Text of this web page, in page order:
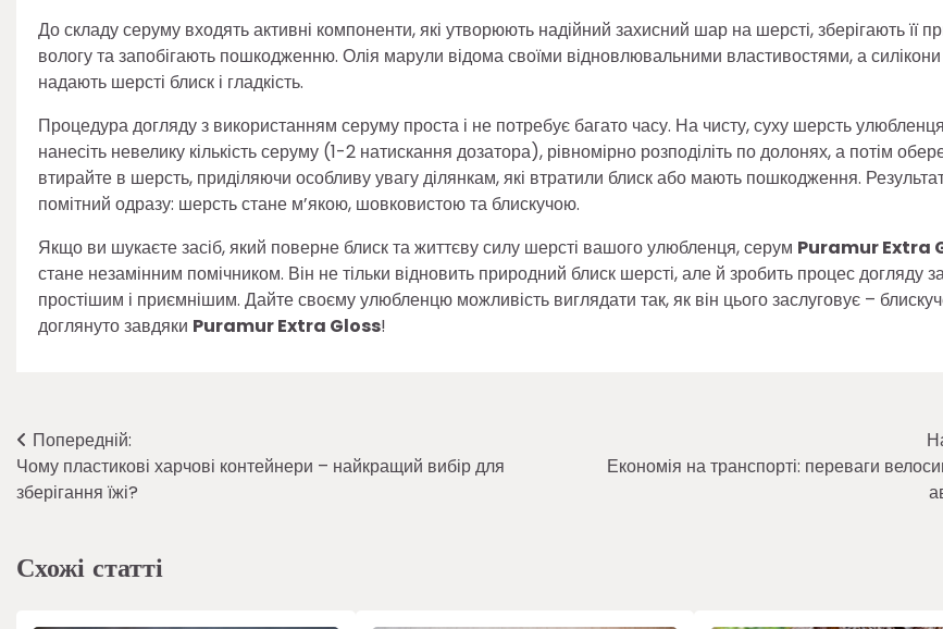
До складу серуму входять активні компоненти, які утворюють надійний захисний шар на шерсті, зберігають її
вологу та запобігають пошкодженню. Олія марули відома своїми відновлювальними властивостями, а силікони
надають шерсті блиск і гладкість.
Процедура догляду з використанням серуму проста і не потребує багато часу. На чисту, суху шерсть улюбленця
нанесіть невелику кількість серуму (1-2 натискання дозатора), рівномірно розподіліть по долонях, а потім
втирайте в шерсть, приділяючи особливу увагу ділянкам, які втратили блиск або мають пошкодження.
помітний одразу: шерсть стане м’якою, шовковистою та блискучою.
Якщо ви шукаєте засіб, який поверне блиск та життєву силу шерсті вашого улюбленця, серум Puramur Extra
стане незамінним помічником. Він не тільки відновить природний блиск шерсті, але й зробить процес догляду
простішим і приємнішим. Дайте своєму улюбленцю можливість виглядати так, як він цього заслуговує –
доглянуто завдяки Puramur Extra Gloss!
Навігація
записів
Попередній:
Чому пластикові харчові контейнери – найкращий вибір для
зберігання їжі?
Економія на транспорті: переваги
Схожі статті